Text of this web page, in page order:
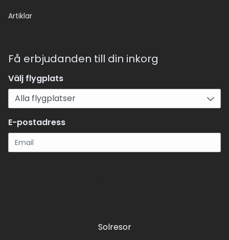
Artiklar
Få erbjudanden till din inkorg
Välj flygplats
E-postadress
Solresor